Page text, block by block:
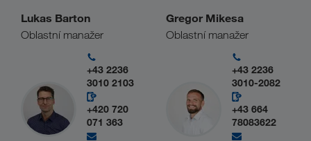
Lukas Barton
Oblastní manažer
+43 2236
3010 2103
+420 720
071 363
Gregor Mikesa
Oblastní manažer
+43 2236
3010-2082
+43 664
78083622